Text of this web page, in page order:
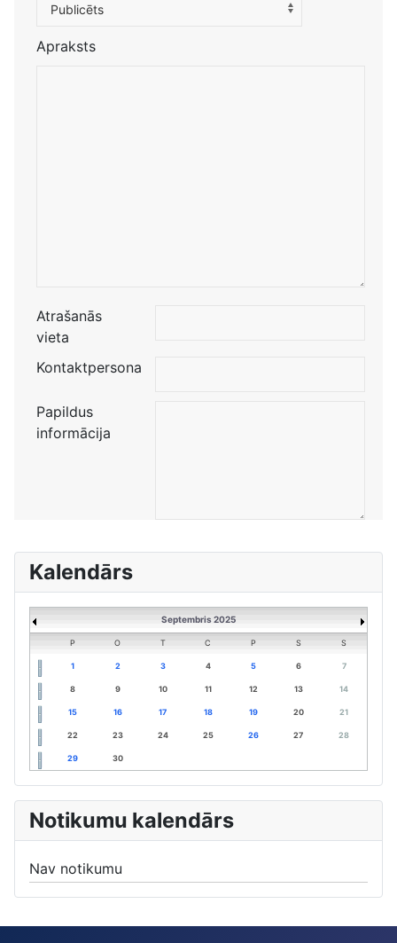
Publicēts
Apraksts
Atrašanās
vieta
Kontaktpersona
Papildus
informācija
Kalendārs
Septembris 2025
P O T C P S S
1 2 3 4 5 6 7
8 9 10 11 12 13 14
15 16 17 18 19 20 21
22 23 24 25 26 27 28
29 30
Notikumu kalendārs
Nav notikumu